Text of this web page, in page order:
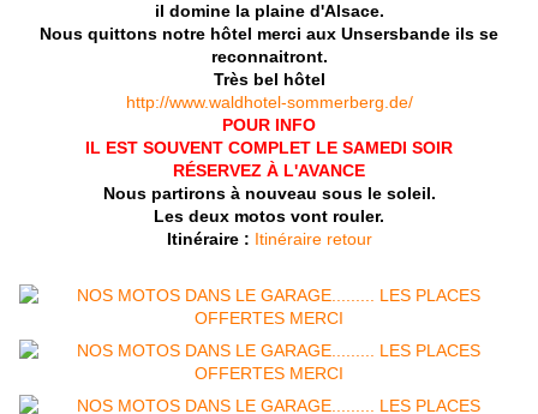
il domine la plaine d'Alsace.
Nous quittons notre hôtel merci aux Unsersbande ils se
reconnaitront.
Très bel hôtel
http://www.waldhotel-sommerberg.de/
POUR INFO
IL EST SOUVENT COMPLET LE SAMEDI SOIR
RÉSERVEZ À L'AVANCE
Nous partirons à nouveau sous le soleil.
Les deux motos vont rouler.
Itinéraire : Itinéraire retour